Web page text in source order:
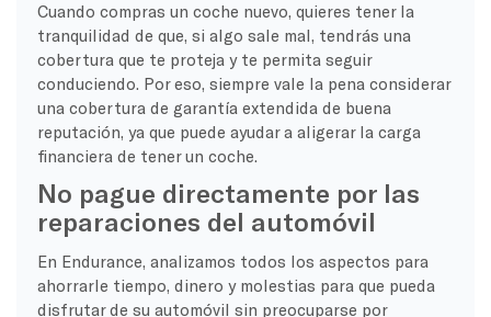
Cuando compras un coche nuevo, quieres tener la
tranquilidad de que, si algo sale mal, tendrás una
cobertura que te proteja y te permita seguir
conduciendo. Por eso, siempre vale la pena considerar
una cobertura de garantía extendida de buena
reputación, ya que puede ayudar a aligerar la carga
financiera de tener un coche.
No pague directamente por las
reparaciones del automóvil
En Endurance, analizamos todos los aspectos para
ahorrarle tiempo, dinero y molestias para que pueda
disfrutar de su automóvil sin preocuparse por